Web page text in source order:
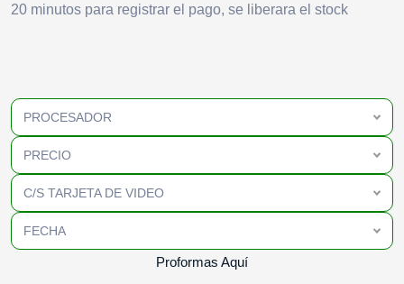
20 minutos para registrar el pago, se liberara el stock
PROCESADOR
PRECIO
C/S TARJETA DE VIDEO
FECHA
Proformas Aquí